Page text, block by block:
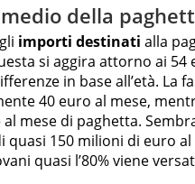
medio della
importi destinati alla
si aggira attorno ai 54
in base all’età. La
40 euro al mese,
al mese di paghetta.
quasi 150 milioni di euro
quasi l’80% viene